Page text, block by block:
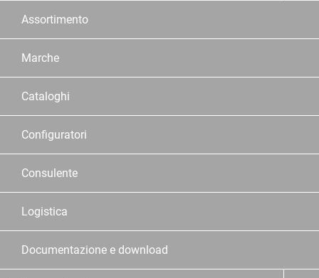
Assortimento
Marche
Cataloghi
Configuratori
Consulente
Logistica
Documentazione e download